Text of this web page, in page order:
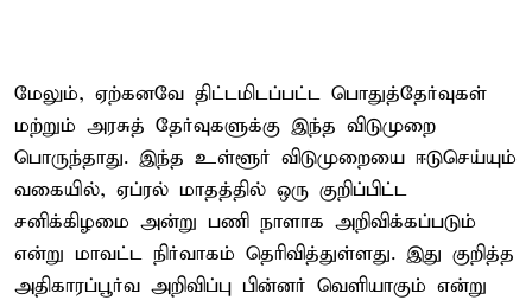
மேலும், ஏற்கனவே திட்டமிடப்பட்ட பொதுத்தேர்வுகள்
மற்றும் அரசுத் தேர்வுகளுக்கு இந்த விடுமுறை
பொருந்தாது. இந்த உள்ளூர் விடுமுறையை ஈடுசெய்யும்
வகையில், ஏப்ரல் மாதத்தில் ஒரு குறிப்பிட்ட
சனிக்கிழமை அன்று பணி நாளாக அறிவிக்கப்படும்
என்று மாவட்ட நிர்வாகம் தெரிவித்துள்ளது. இது குறித்த
அதிகாரப்பூர்வ அறிவிப்பு பின்னர் வெளியாகும் என்று